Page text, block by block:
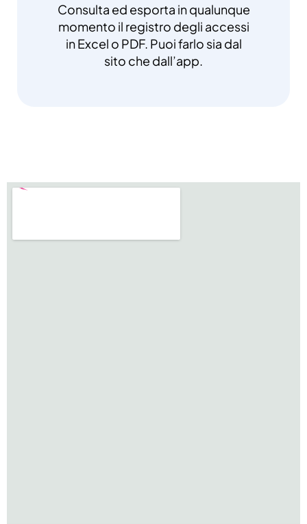
Consulta ed esporta in qualunque
momento il registro degli accessi
in Excel o PDF. Puoi farlo sia dal
sito che dall’app.